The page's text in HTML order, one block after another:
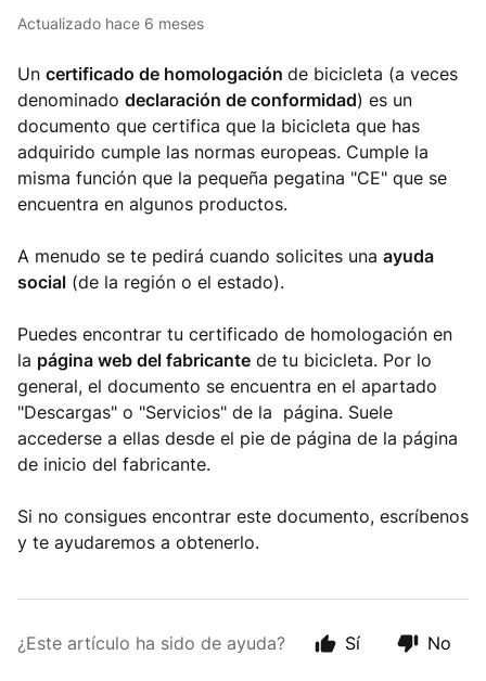
Actualizado hace 6 meses
Un certificado de homologación de bicicleta (a veces
denominado declaración de conformidad) es un
documento que certifica que la bicicleta que has
adquirido cumple las normas europeas. Cumple la
misma función que la pequeña pegatina "CE" que se
encuentra en algunos productos.
A menudo se te pedirá cuando solicites una ayuda
social (de la región o el estado).
Puedes encontrar tu certificado de homologación en
la página web del fabricante de tu bicicleta. Por lo
general, el documento se encuentra en el apartado
"Descargas" o "Servicios" de la página. Suele
accederse a ellas desde el pie de página de la página
de inicio del fabricante.
Si no consigues encontrar este documento, escríbenos
y te ayudaremos a obtenerlo.
¿Este artículo ha sido de ayuda? Sí No